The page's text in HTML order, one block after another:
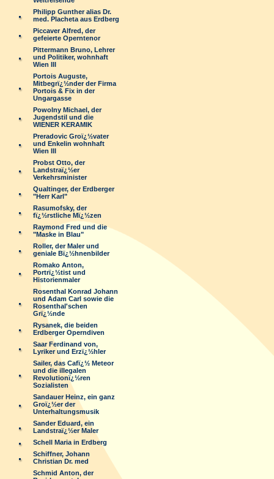
Philipp Gunther alias Dr.
med. Placheta aus Erdberg
Piccaver Alfred, der
gefeierte Operntenor
Pittermann Bruno, Lehrer
und Politiker, wohnhaft
Wien III
Portois Auguste,
Mitbegrï¿½nder der Firma
Portois & Fix in der
Ungargasse
Powolny Michael, der
Jugendstil und die
WIENER KERAMIK
Preradovic Groï¿½vater
und Enkelin wohnhaft
Wien III
Probst Otto, der
Landstraï¿½er
Verkehrsminister
Qualtinger, der Erdberger
"Herr Karl"
Rasumofsky, der
fï¿½rstliche Mï¿½zen
Raymond Fred und die
"Maske in Blau"
Roller, der Maler und
geniale Bï¿½hnenbilder
Romako Anton,
Portrï¿½tist und
Historienmaler
Rosenthal Konrad Johann
und Adam Carl sowie die
Rosenthal'schen
Grï¿½nde
Rysanek, die beiden
Erdberger Operndiven
Saar Ferdinand von,
Lyriker und Erzï¿½hler
Sailer, das Cafï¿½ Meteor
und die illegalen
Revolutionï¿½ren
Sozialisten
Sandauer Heinz, ein ganz
Groï¿½er der
Unterhaltungsmusik
Sander Eduard, ein
Landstraï¿½er Maler
Schell Maria in Erdberg
Schiffner, Johann
Christian Dr. med
Schmid Anton, der